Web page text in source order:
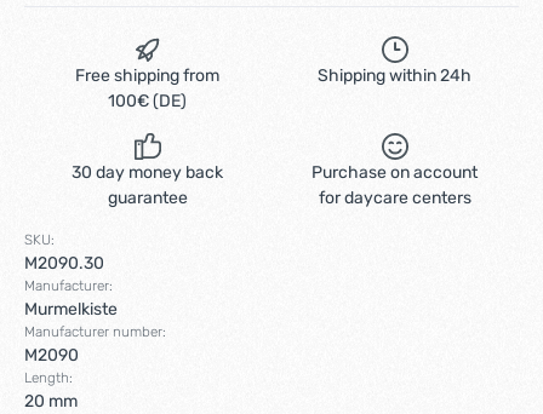
Free shipping from
100€ (DE)
Shipping within 24h
30 day money back
guarantee
Purchase on account
for daycare centers
SKU:
M2090.30
Manufacturer:
Murmelkiste
Manufacturer number:
M2090
Length:
20 mm